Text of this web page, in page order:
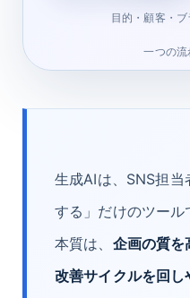
目的・顧客・
一つの
生成AIは、SNS担
する」だけのツール
本質は、 企画の質を
改善サイクルを回し